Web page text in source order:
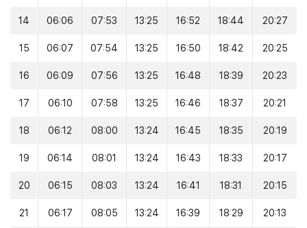
14 06:06 07:53 13:25 16:52 18:44 20:27
15 06:07 07:54 13:25 16:50 18:42 20:25
16 06:09 07:56 13:25 16:48 18:39 20:23
17 06:10 07:58 13:25 16:46 18:37 20:21
18 06:12 08:00 13:24 16:45 18:35 20:19
19 06:14 08:01 13:24 16:43 18:33 20:17
20 06:15 08:03 13:24 16:41 18:31 20:15
21 06:17 08:05 13:24 16:39 18:29 20:13